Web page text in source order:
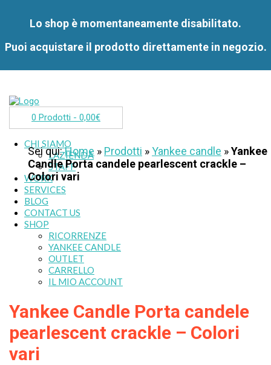
0 Prodotti - 0,00€
CHI SIAMO
L’AZIENDA
STAFF
WORK
SERVICES
BLOG
CONTACT US
SHOP
RICORRENZE
YANKEE CANDLE
OUTLET
CARRELLO
IL MIO ACCOUNT
Sei qui:Home » Prodotti »Yankee candle »Yankee
Candle Porta candele pearlescent crackle –
Colori vari
Yankee Candle Porta candele
pearlescent crackle – Colori
vari
Lo shop è momentaneamente disabilitato.
Puoi acquistare il prodotto direttamente in negozio.